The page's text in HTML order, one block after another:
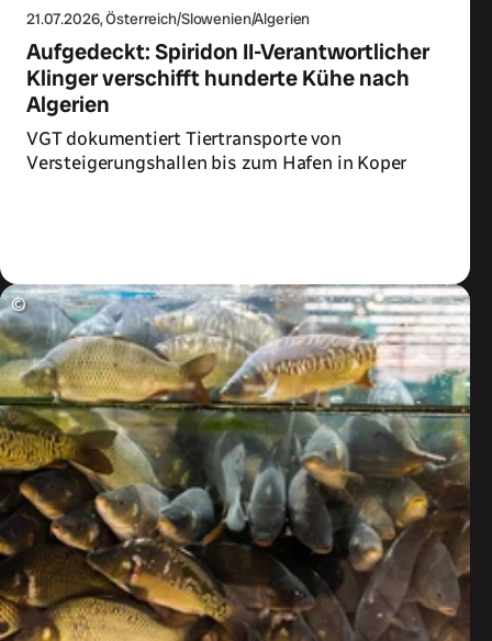
21.07.2026, Österreich/Slowenien/Algerien
Aufgedeckt: Spiridon II-Verantwortlicher
Klinger verschifft hunderte Kühe nach
Algerien
VGT dokumentiert Tiertransporte von
Versteigerungshallen bis zum Hafen in Koper
©